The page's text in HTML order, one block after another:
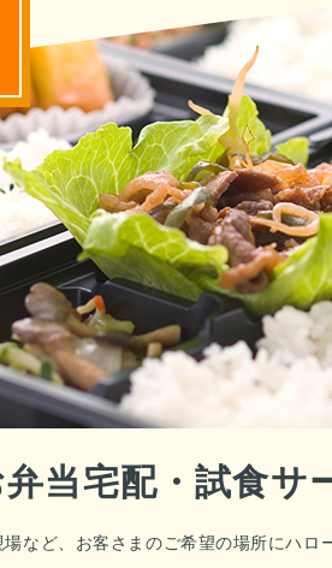
弁当宅配・試食サ
場など、お客さまのご希望の場所にハロ